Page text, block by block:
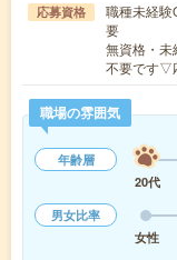
応募資格
職種未経験
要
無資格・
不要です▽
職場の雰囲気
年齢層
20代
男女比率
女性